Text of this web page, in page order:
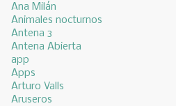
Ana Milán
Animales nocturnos
Antena 3
Antena Abierta
app
Apps
Arturo Valls
Aruseros